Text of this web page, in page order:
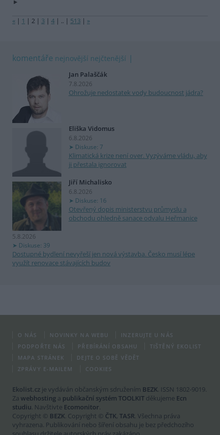
« | 1 | 2 | 3 | 4 | .. | 513 | »
komentáře nejnovější nejčtenější
Jan Palaščák
7.8.2026
Ohrožuje nedostatek vody budoucnost jádra?
Eliška Vidomus
6.8.2026
Diskuse: 7
Klimatická krize není over. Vyzýváme vládu, aby
ji přestala ignorovat
Jiří Michalisko
6.8.2026
Diskuse: 16
Otevřený dopis ministerstvu průmyslu a
obchodu ohledně sanace odvalu Heřmanice
5.8.2026
Diskuse: 39
Dostupné bydlení nevyřeší jen nová výstavba. Česko musí lépe
využít renovace stávajících budov
O NÁS NOVINKY NA WEBU
INZERUJTE U NÁS
PODPOŘTE NÁS
PŘEBÍRÁNÍ OBSAHU
TIŠTĚNÝ EKOLIST
MAPA STRÁNEK
DEJTE O SOBĚ VĚDĚT
ZPRÁVY E-MAILEM
COOKIES
Ekolist.cz je vydáván občanským sdružením BEZK. ISSN 1802-9019.
Za webhosting a publikační systém TOOLKIT děkujeme Ecn
studiu. Navštivte Ecomonitor.
Copyright © BEZK. Copyright © ČTK, TASR. Všechna práva
vyhrazena. Publikování nebo šíření obsahu je bez předchozího